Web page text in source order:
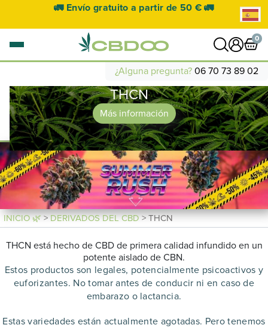
🚛 Envío gratuito a partir de 50 € 🚛
0
0 artículo VER CESTA
Su cesta está vacía.
¿Alguna pregunta? 06 70 73 89 02
THCN
Más información
INICIO 🌿>DERIVADOS DEL CBD> THCN
THCN está hecho de CBD de primera calidad infundido en un
potente aislado de CBN.
Estos productos son legales, potencialmente psicoactivos y
euforizantes. No tomar antes de conducir ni en caso de
embarazo o lactancia.
Estas variedades están actualmente agotadas. Pero tenemos